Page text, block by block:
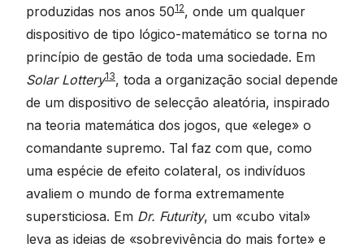
produzidas nos anos 5012, onde um qualquer
dispositivo de tipo lógico-matemático se torna no
princípio de gestão de toda uma sociedade. Em
Solar Lottery13, toda a organização social depende
de um dispositivo de selecção aleatória, inspirado
na teoria matemática dos jogos, que «elege» o
comandante supremo. Tal faz com que, como
uma espécie de efeito colateral, os indivíduos
avaliem o mundo de forma extremamente
supersticiosa. Em Dr. Futurity, um «cubo vital»
leva as ideias de «sobrevivência do mais forte» e